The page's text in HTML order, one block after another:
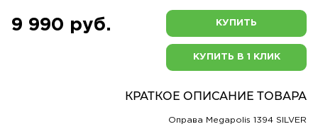
9 990 руб. КУПИТЬ
КУПИТЬ В 1 КЛИК
КРАТКОЕ ОПИСАНИЕ ТОВАРА
Оправа Megapolis 1394 SILVER